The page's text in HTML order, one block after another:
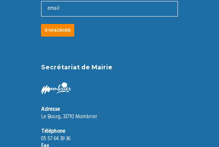
Secrétariat de Mairie
Adresse
Le Bourg, 33710 Mombrier
Téléphone
05 57 64 39 36